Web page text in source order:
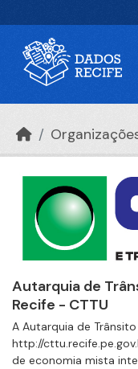
Autarquia de
Recife - CTTU
A Autarquia de
http://
de economia mista